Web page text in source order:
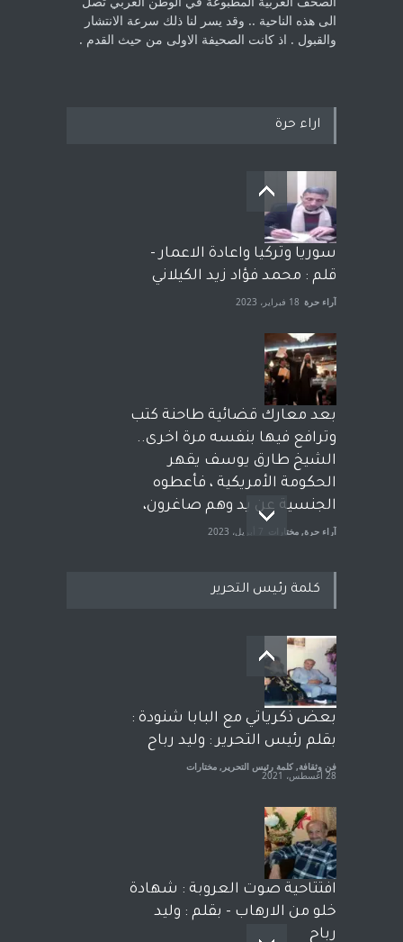
الى هذه الناحية .. وقد يسر لنا ذلك سرعة الانتشار
والقبول . اذ كانت ‏الصحيفة الاولى من حيث القدم . ‏
اراء حرة
سوريا وتركيا واعادة الاعمار -
قلم : محمد فؤاد زيد الكيلاني
آراء حرة 18 فبراير، 2023
بعد معارك قضائية طاحنة كتب
وترافع فيها بنفسه مرة اخرى..
الشيخ طارق يوسف يقهر
الحكومة الأمريكية ، فأعطوه
الجنسية عن يد وهم صاغرون،
آراء حرة, مختارات
معاناة زلزال سوريّة تفضح:
زيف ديمقراطية الغرب! قلم :
رشاد أبو شاورآراء حرة ..
آراء حرة 18 فبراير، 2023
كلمة رئيس التحرير
بعض ذكرياتي مع البابا شنودة :
بقلم رئيس التحرير : وليد رباح
فن وثقافة, كلمة رئيس التحرير , مختارات
28 أغسطس، 2021
افتتاحية صوت العروبة : شهادة
خلو من الارهاب - بقلم : وليد
رباح